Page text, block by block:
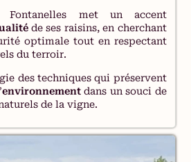
Fontanelles met un accent
de ses raisins, en cherchant
optimale tout en respectant
du terroir.
des techniques qui préservent
environnementdans un souci de
de la vigne.